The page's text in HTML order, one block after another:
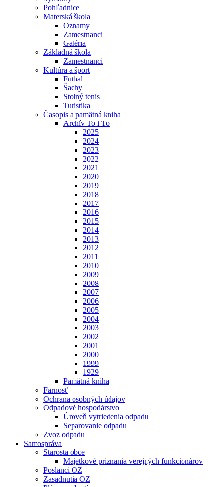
Pohľadnice
Materská škola
Oznamy
Zamestnanci
Galéria
Základná škola
Zamestnanci
Kultúra a šport
Futbal
Šachy
Stolný tenis
Turistika
Časopis a pamätná kniha
Archív To i To
2025
2024
2023
2022
2021
2020
2019
2018
2017
2016
2015
2014
2013
2012
2011
2010
2009
2008
2007
2006
2005
2004
2003
2002
2001
2000
1999
1929
Pamätná kniha
Farnosť
Ochrana osobných údajov
Odpadové hospodárstvo
Úroveň vytriedenia odpadu
Separovanie odpadu
Zvoz odpadu
Samospráva
Starosta obce
Majetkové priznania verejných funkcionárov
Poslanci OZ
Zasadnutia OZ